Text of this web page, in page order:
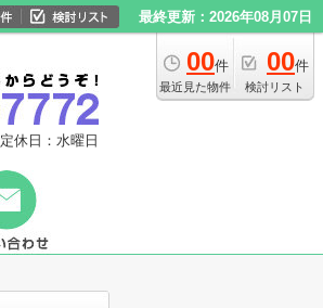
最終更新：2026年08月07日
00件
最近見た物件
00件
検討リスト
定休日：水曜日